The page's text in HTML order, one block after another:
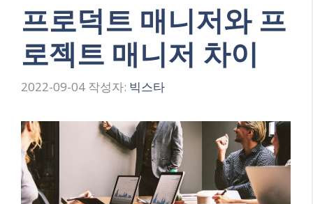
프로덕트 매니저와 프
로젝트 매니저 차이
2022-09-04 작성자: 빅스타